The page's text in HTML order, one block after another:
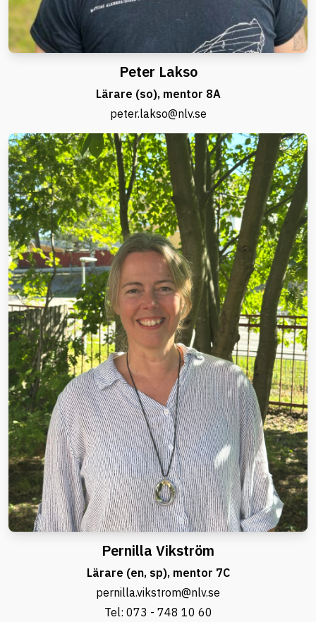
Peter Lakso
Lärare (so), mentor 8A
peter.lakso@nlv.se
Pernilla Vikström
Lärare (en, sp), mentor 7C
pernilla.vikstrom@nlv.se
Tel: 073 - 748 10 60